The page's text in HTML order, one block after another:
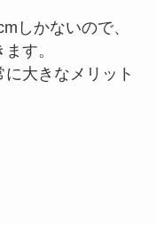
しかないので、
す。
大きなメリット